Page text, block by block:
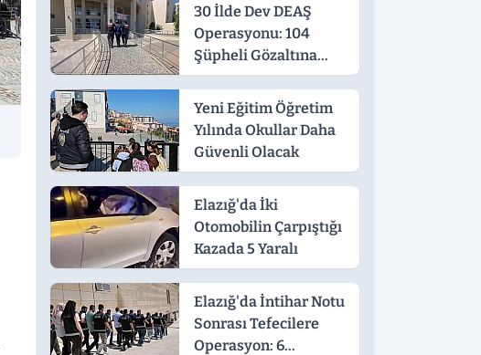
30 İlde Dev DEAŞ
Operasyonu: 104
Şüpheli Gözaltına
Alındı
Yeni Eğitim Öğretim
Yılında Okullar Daha
Güvenli Olacak
Elazığ'da İki
Otomobilin Çarpıştığı
Kazada 5 Yaralı
Elazığ'da İntihar Notu
Sonrası Tefecilere
Operasyon: 6